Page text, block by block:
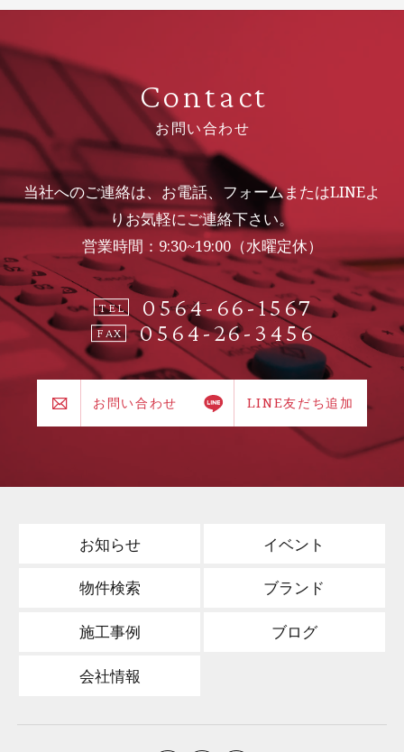
お問い合わせ
Contact
当社へのご連絡は、お電話、フォームまたはLINEよ
りお気軽にご連絡下さい。
営業時間：9:30~19:00（水曜定休）
TEL 0564-66-1567
FAX 0564-26-3456
お問い合わせ LINE友だち追加
お知らせ イベント
物件検索 ブランド
施工事例 ブログ
会社情報